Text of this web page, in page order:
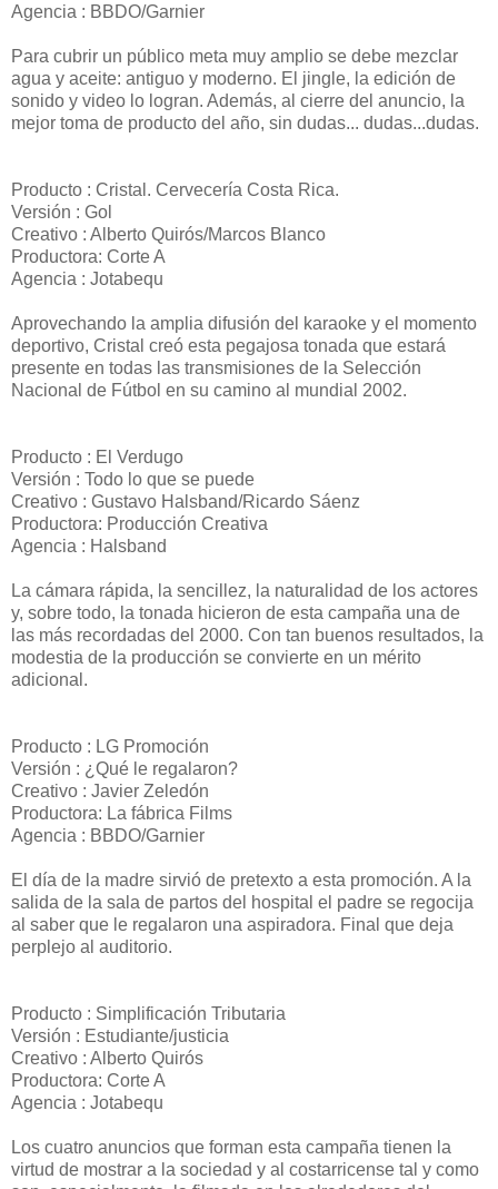
Agencia : BBDO/Garnier
Para cubrir un público meta muy amplio se debe mezclar
agua y aceite: antiguo y moderno. El jingle, la edición de
sonido y video lo logran. Además, al cierre del anuncio, la
mejor toma de producto del año, sin dudas... dudas...dudas.
Producto : Cristal. Cervecería Costa Rica.
Versión : Gol
Creativo : Alberto Quirós/Marcos Blanco
Productora: Corte A
Agencia : Jotabequ
Aprovechando la amplia difusión del karaoke y el momento
deportivo, Cristal creó esta pegajosa tonada que estará
presente en todas las transmisiones de la Selección
Nacional de Fútbol en su camino al mundial 2002.
Producto : El Verdugo
Versión : Todo lo que se puede
Creativo : Gustavo Halsband/Ricardo Sáenz
Productora: Producción Creativa
Agencia : Halsband
La cámara rápida, la sencillez, la naturalidad de los actores
y, sobre todo, la tonada hicieron de esta campaña una de
las más recordadas del 2000. Con tan buenos resultados, la
modestia de la producción se convierte en un mérito
adicional.
Producto : LG Promoción
Versión : ¿Qué le regalaron?
Creativo : Javier Zeledón
Productora: La fábrica Films
Agencia : BBDO/Garnier
El día de la madre sirvió de pretexto a esta promoción. A la
salida de la sala de partos del hospital el padre se regocija
al saber que le regalaron una aspiradora. Final que deja
perplejo al auditorio.
Producto : Simplificación Tributaria
Versión : Estudiante/justicia
Creativo : Alberto Quirós
Productora: Corte A
Agencia : Jotabequ
Los cuatro anuncios que forman esta campaña tienen la
virtud de mostrar a la sociedad y al costarricense tal y como